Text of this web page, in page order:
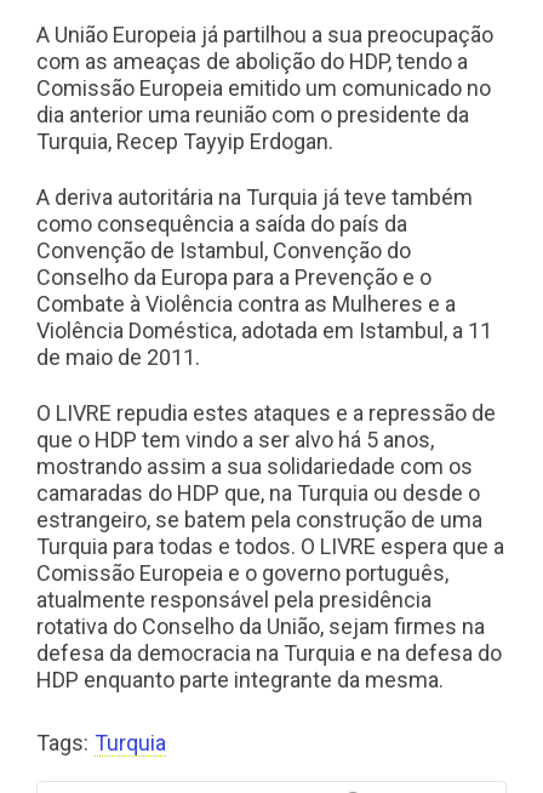
A União Europeia já partilhou a sua preocupação
com as ameaças de abolição do HDP, tendo a
Comissão Europeia emitido um comunicado no
dia anterior uma reunião com o presidente da
Turquia, Recep Tayyip Erdogan.
A deriva autoritária na Turquia já teve também
como consequência a saída do país da
Convenção de Istambul, Convenção do
Conselho da Europa para a Prevenção e o
Combate à Violência contra as Mulheres e a
Violência Doméstica, adotada em Istambul, a 11
de maio de 2011.
O LIVRE repudia estes ataques e a repressão de
que o HDP tem vindo a ser alvo há 5 anos,
mostrando assim a sua solidariedade com os
camaradas do HDP que, na Turquia ou desde o
estrangeiro, se batem pela construção de uma
Turquia para todas e todos. O LIVRE espera que a
Comissão Europeia e o governo português,
atualmente responsável pela presidência
rotativa do Conselho da União, sejam firmes na
defesa da democracia na Turquia e na defesa do
HDP enquanto parte integrante da mesma.
Tags: Turquia